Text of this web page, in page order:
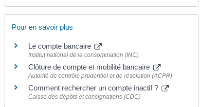
Pour en savoir plus
Le compte bancaire
Institut national de la consommation (INC)
Clôture de compte et mobilité bancaire
Autorité de contrôle prudentiel et de résolution (ACPR)
Comment rechercher un compte inactif ?
Caisse des dépôts et consignations (CDC)